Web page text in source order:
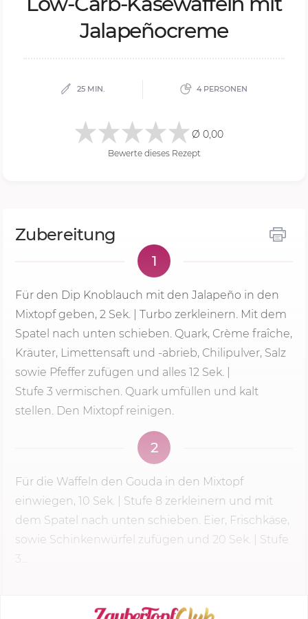
Ja­la­peño­cre­me
25 MIN. 4 PERSONEN
Ø 0,00
Bewerte dieses Rezept
Zubereitung
1
Für den Dip Knoblauch mit den Jalapeño in den
Mixtopf geben, 2 Sek.
| Turbo zerkleinern. Mit dem
Spatel nach unten schieben. Quark, Crème fraîche,
Kräuter, Limettensaft und -abrieb, Chilipulver, Salz
sowie Pfeffer zufügen und alles 12 Sek.
Stufe 3 vermischen. Quark umfüllen und kalt
stellen. Den Mixtopf reinigen.
2
Für die Waffeln den Gouda in den Mixtopf
einwiegen, 10 Sek. Stufe 8 zerkleinern und mit
dem Spatel nach unten schieben. Eier, Frischkäse,
sowie Schinkenwürfel zufügen und 20 Sek. | Stufe
3...
KOCHMODUS STARTEN